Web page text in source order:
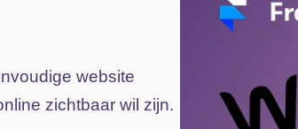
website
zichtbaar wil zijn.